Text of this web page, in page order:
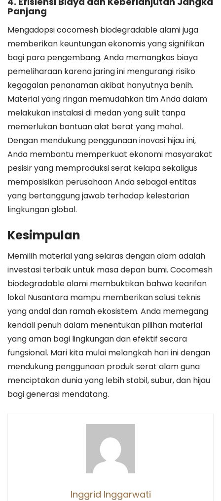
Panjang
Mengadopsi cocomesh biodegradable alami juga
memberikan keuntungan ekonomis yang signifikan
bagi para pengembang. Anda memangkas biaya
pemeliharaan karena jaring ini mengurangi risiko
kegagalan penanaman akibat hanyutnya benih.
Material yang ringan memudahkan tim Anda dalam
melakukan instalasi di medan yang sulit tanpa
memerlukan bantuan alat berat yang mahal.
Dengan mendukung penggunaan inovasi hijau ini,
Anda membantu memperkuat ekonomi masyarakat
pesisir yang memproduksi serat kelapa sekaligus
memposisikan perusahaan Anda sebagai entitas
yang bertanggung jawab terhadap kelestarian
lingkungan global.
Kesimpulan
Memilih material yang selaras dengan alam adalah
investasi terbaik untuk masa depan bumi. Cocomesh
biodegradable alami membuktikan bahwa kearifan
lokal Nusantara mampu memberikan solusi teknis
yang andal dan ramah ekosistem. Anda memegang
kendali penuh dalam menentukan pilihan material
yang aman bagi lingkungan dan efektif secara
fungsional. Mari kita mulai melangkah hari ini dengan
mendukung penggunaan produk serat alam guna
menciptakan dunia yang lebih stabil, subur, dan hijau
bagi generasi mendatang.
Inggrid Inggarwati